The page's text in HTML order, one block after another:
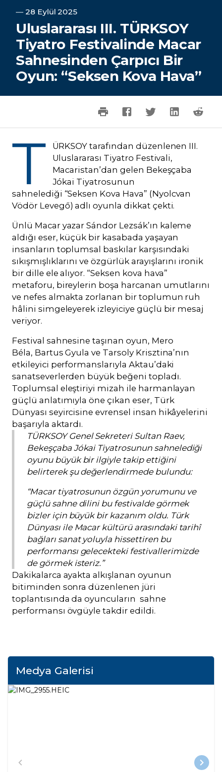
― 28 Eylül 2025
Uluslararası III. TÜRKSOY
Tiyatro Festivalinde Macar
Sahnesinden Çarpıcı Bir
Oyun: “Seksen Kova Hava”
T
ÜRKSOY tarafından düzenlenen III.
Uluslararası Tiyatro Festivali,
Macaristan’dan gelen Bekeşçaba
Jókai Tiyatrosunun
sahnelediği “Seksen Kova Hava” (Nyolcvan
Vödör Levegő) adlı oyunla dikkat çekti.
Ünlü Macar yazar Sándor Lezsák’ın kaleme
aldığı eser, küçük bir kasabada yaşayan
insanların toplumsal baskılar karşısındaki
sıkışmışlıklarını ve özgürlük arayışlarını ironik
bir dille ele alıyor. “Seksen kova hava”
metaforu, bireylerin boşa harcanan umutlarını
ve nefes almakta zorlanan bir toplumun ruh
hâlini simgeleyerek izleyiciye güçlü bir mesaj
veriyor.
Festival sahnesine taşınan oyun, Mero
Béla, Bartus Gyula ve Tarsoly Krisztina’nın
etkileyici performanslarıyla Aktau’daki
sanatseverlerden büyük beğeni topladı.
Toplumsal eleştiriyi mizah ile harmanlayan
güçlü anlatımıyla öne çıkan eser, Türk
Dünyası seyircisine evrensel insan hikâyelerini
başarıyla aktardı.
TÜRKSOY Genel Sekreteri Sultan Raev,
Bekeşçaba Jókai Tiyatrosunun sahnelediği
oyunu büyük bir ilgiyle takip ettiğini
belirterek şu değerlendirmede bulundu:
“Macar tiyatrosunun özgün yorumunu ve
güçlü sahne dilini bu festivalde görmek
bizler için büyük bir kazanım oldu. Türk
Dünyası ile Macar kültürü arasındaki tarihî
bağları sanat yoluyla hissettiren bu
performansı gelecekteki festivallerimizde
de görmek isteriz.”
Dakikalarca ayakta alkışlanan oyunun
bitiminden sonra düzenlenen jüri
toplantısında da oyuncuların sahne
performansı övgüyle takdir edildi.
Medya Galerisi